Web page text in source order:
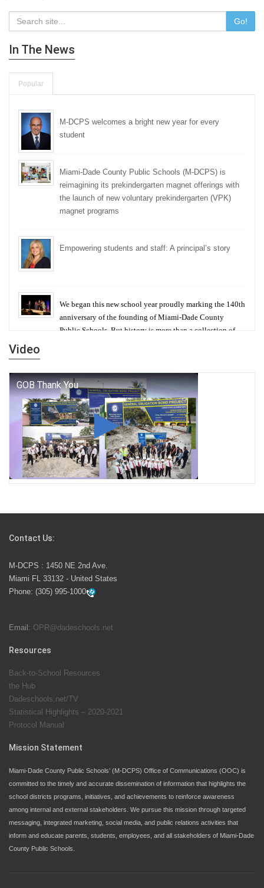
Go!
In The News
Popular
M-DCPS welcomes a bright new year for every
student
Miami-Dade County Public Schools (M-DCPS) is
reimagining its prekindergarten magnet offerings with
the launch of new voluntary prekindergarten (VPK)
magnet programs
Empowering students and staff: A principal’s story
We began this new school year proudly marking the 140th
anniversary of the founding of Miami-Dade County
Public Schools. But history is more than a collection of
George T. Baker Aviation Tech College Prepares
Student for High Paying Aviation Careers
Miami-Dade County Public Schools is Ready to Bring
Excellence, Choice, Innovation, and Safety this New
School Year
launch the Zero Drownings Miami-Dade
swimming instruction to preschool and kindergarten
students at local county pools.
School Board. Maurits Acosta was the 40th School
Video
Contact Us:
M-DCPS : 1450 NE 2nd Ave.
Miami FL 33132 - United States
Phone: (305) 995-1000
Email: OPR@dadeschools.net
Resources
Back-to-School Resources
the Hub
Dadeschools.net/TV
Statistical Highlights – 2020-2021
Protocol Manual
Mission Statement
Miami-Dade County Public Schools’ (M-DCPS) Office of Communications (OOC) is
committed to the timely and accurate dissemination of information that highlights the
school districts programs, initiatives, and achievements to reinforce awareness
among internal and external stakeholders. We pursue this mission through targeted
messaging, integrated marketing, social media, and public relations activities that
inform and educate parents, students, employees, and all stakeholders of Miami-Dade
County Public Schools.